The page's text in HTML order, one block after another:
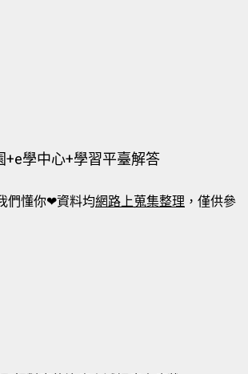
+e學中心+學習平臺解答
們懂你❤資料均網路上蒐集整理 ，僅供參